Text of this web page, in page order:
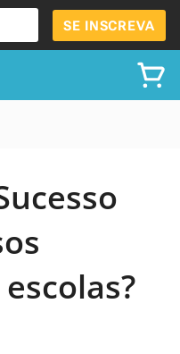
SE INSCREVA